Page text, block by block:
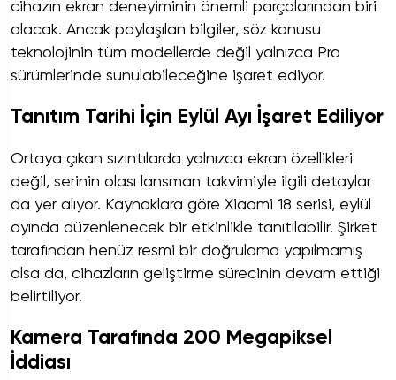
cihazın ekran deneyiminin önemli parçalarından biri
olacak. Ancak paylaşılan bilgiler, söz konusu
teknolojinin tüm modellerde değil yalnızca Pro
sürümlerinde sunulabileceğine işaret ediyor.
Tanıtım Tarihi İçin Eylül Ayı İşaret Ediliyor
Ortaya çıkan sızıntılarda yalnızca ekran özellikleri
değil, serinin olası lansman takvimiyle ilgili detaylar
da yer alıyor. Kaynaklara göre Xiaomi 18 serisi, eylül
ayında düzenlenecek bir etkinlikle tanıtılabilir. Şirket
tarafından henüz resmi bir doğrulama yapılmamış
olsa da, cihazların geliştirme sürecinin devam ettiği
belirtiliyor.
Kamera Tarafında 200 Megapiksel
İddiası